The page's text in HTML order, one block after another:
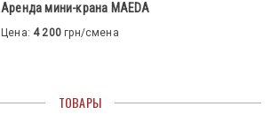
Аренда мини-крана MAEDA
Цена: 4 200 грн/смена
ТОВАРЫ